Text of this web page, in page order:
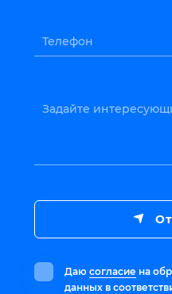
Телефон
Задайте
Даю согласие на
данных в